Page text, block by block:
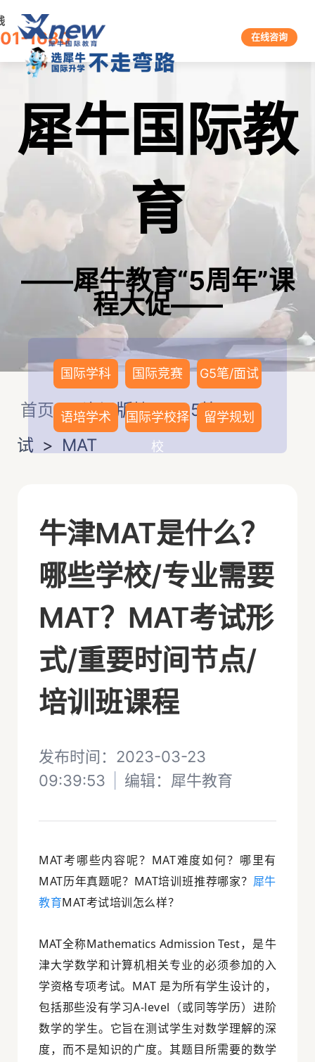
1680 在线咨询
犀牛国际教
育
——犀牛教育“5周年”课
程大促——
国际学科 国际竞赛 G5笔/面试
语培学术
国际学校择
校
留学规划
首页>资讯版块>G5笔/面
试 > MAT
牛津MAT是什么？
哪些学校/专业需要
MAT？MAT考试形
式/重要时间节点/
培训班课程
发布时间：2023-03-23
09:39:53
编辑：犀牛教育
MAT考哪些内容呢？MAT难度如何？哪里有
MAT历年真题呢？MAT培训班推荐哪家？ 犀牛
教育MAT考试培训怎么样？
MAT全称Mathematics Admission Test， 是牛
津大学数学和计算机相关专业的必须参加的入
学资格专项考试。MAT 是为所有学生设计的，
包括那些没有学习A-level（或同等学历）进阶
数学的学生。它旨在测试学生对数学理解的深
度，而不是知识的广度。其题目所需要的数学